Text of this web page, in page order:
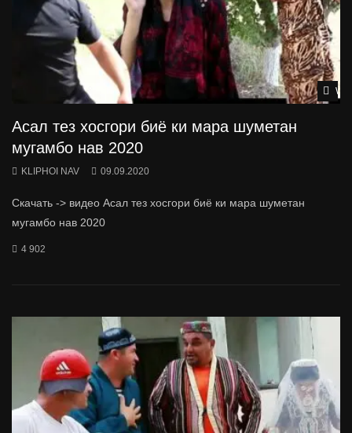
Асал тез хосгори биё ки мара шуметан
мугамбо нав 2020
KLIPHOI NAV 09.09.2020
Скачать -> видео Асал тез хосгори биё ки мара шуметан
мугамбо нав 2020
4 902